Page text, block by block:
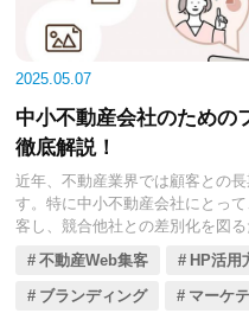
2025.05.07
中小不動産会社のための
徹底解説！
近年、不動産業界では顧客との
す。特に中小不動産会社にとっ
客し、競合他社との差別化を図
導入が鍵となります。
ファンマーケティングとは、顧
業の支持者（ファン）として育
不動産Web集客 HP活用
ブランディング
マーケ